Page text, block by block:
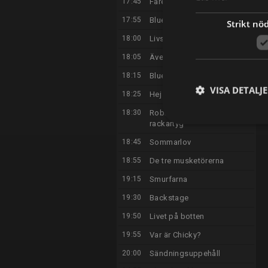
17:55 Bluey
18:00 Livs levande
18:05 Äventyrslek
18:15 Bluey
18:25 Hej Jycke
18:30
Robin Hoods rabalder och
rackartyg
18:45 Sommarlov
18:55 De tre musketörerna
19:15 Smurfarna
19:30 Backstage
19:50 Livet på botten
19:55 Var är Chicky?
20:00 Sändningsuppehåll
Strikt
VISA